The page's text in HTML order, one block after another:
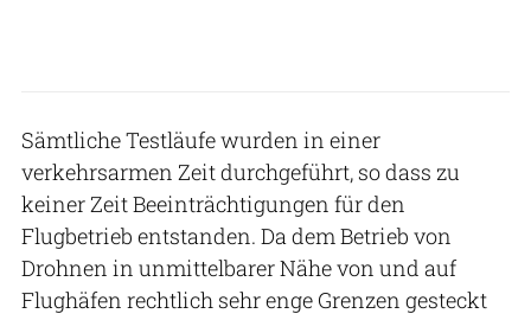
Sämtliche Testläufe wurden in einer
verkehrsarmen Zeit durchgeführt, so dass zu
keiner Zeit Beeinträchtigungen für den
Flugbetrieb entstanden. Da dem Betrieb von
Drohnen in unmittelbarer Nähe von und auf
Flughäfen rechtlich sehr enge Grenzen gesteckt